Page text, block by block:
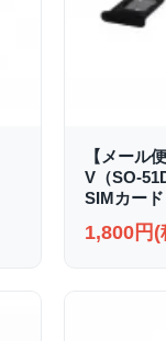
【メール
V（SO-
SIMカー
1,800円(